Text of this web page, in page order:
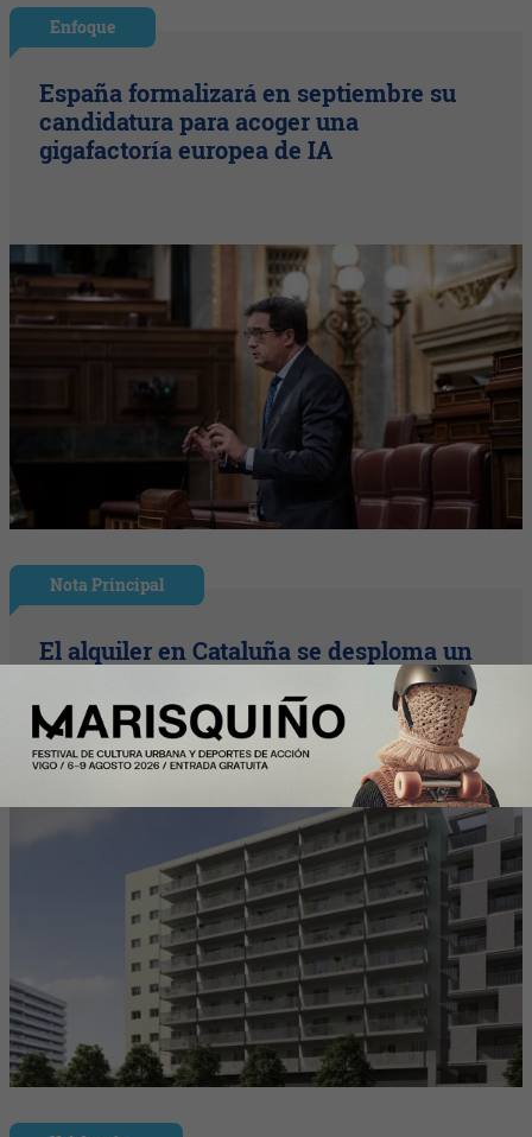
Enfoque
España formalizará en septiembre su
candidatura para acoger una
gigafactoría europea de IA
Nota Principal
El alquiler en Cataluña se desploma un
16,3% interanual y encadena su cuarta
caída de 2026